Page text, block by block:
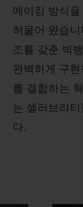
메이킹 방식
허물어 왔습
조를 갖춘 빅
완벽하게 구
를 결합하는
는 셀러브리
다.